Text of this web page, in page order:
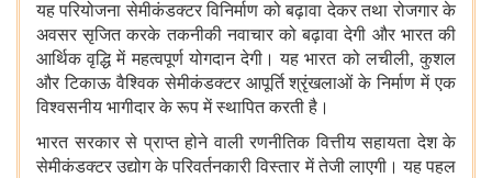
यह परियोजना सेमीकंडक्टर विनिर्माण को बढ़ावा देकर तथा रोजगार के
अवसर सृजित करके तकनीकी नवाचार को बढ़ावा देगी और भारत की
आर्थिक वृद्धि में महत्वपूर्ण योगदान देगी। यह भारत को लचीली, कुशल
और टिकाऊ वैश्विक सेमीकंडक्टर आपूर्ति श्रृंखलाओं के निर्माण में एक
विश्वसनीय भागीदार के रूप में स्थापित करती है।
भारत सरकार से प्राप्त होने वाली रणनीतिक वित्तीय सहायता देश के
सेमीकंडक्टर उद्योग के परिवर्तनकारी विस्तार में तेजी लाएगी। यह पहल